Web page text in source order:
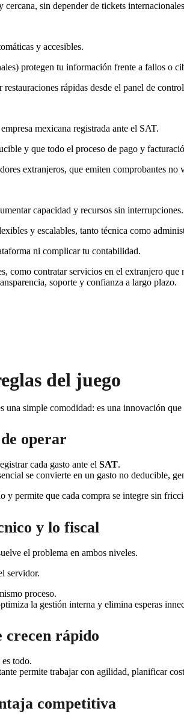
sin depender de tickets
y accesibles.
protegen tu información frente a fallos o
rápidas desde el panel de
mexicana registrada ante el SAT.
y que todo el proceso de pago y
extranjeros, que emiten comprobantes no
capacidad y recursos sin interrupciones.
y escalables, tanto técnica como
ni complicar tu contabilidad.
como contratar servicios en el extranjero
soporte y confianza a largo plazo.
del juego
una simple comodidad: es una innovación
operar
cada gasto ante el SAT.
se convierte en un gasto no deducible,
y permite que cada compra se integre sin
y lo fiscal
el problema en ambos niveles.
servidor.
proceso.
la gestión interna y elimina esperas
crecen rápido
todo.
permite trabajar con agilidad, planificar
competitiva